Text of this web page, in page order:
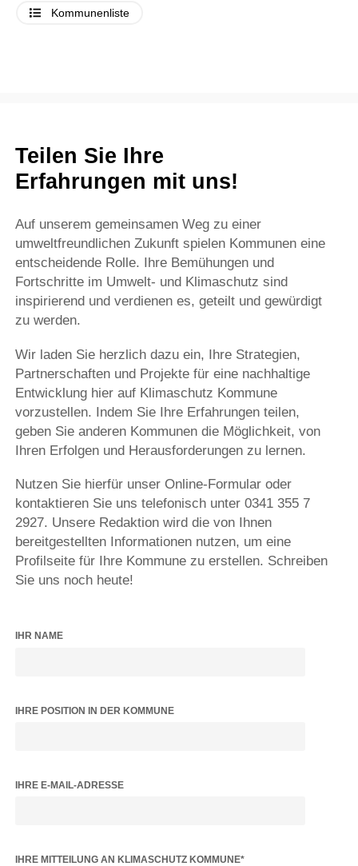
Kommunenliste
Teilen Sie Ihre
Erfahrungen mit uns!
Auf unserem gemeinsamen Weg zu einer
umweltfreundlichen Zukunft spielen Kommunen eine
entscheidende Rolle. Ihre Bemühungen und
Fortschritte im Umwelt- und Klimaschutz sind
inspirierend und verdienen es, geteilt und gewürdigt
zu werden.
Wir laden Sie herzlich dazu ein, Ihre Strategien,
Partnerschaften und Projekte für eine nachhaltige
Entwicklung hier auf Klimaschutz Kommune
vorzustellen. Indem Sie Ihre Erfahrungen teilen,
geben Sie anderen Kommunen die Möglichkeit, von
Ihren Erfolgen und Herausforderungen zu lernen.
Nutzen Sie hierfür unser Online-Formular oder
kontaktieren Sie uns telefonisch unter 0341 355 7
2927. Unsere Redaktion wird die von Ihnen
bereitgestellten Informationen nutzen, um eine
Profilseite für Ihre Kommune zu erstellen. Schreiben
Sie uns noch heute!
IHR NAME
IHRE POSITION IN DER KOMMUNE
IHRE E-MAIL-ADRESSE
BITTE LASSE DIESES FELD LEER.
IHRE MITTEILUNG AN KLIMASCHUTZ KOMMUNE*